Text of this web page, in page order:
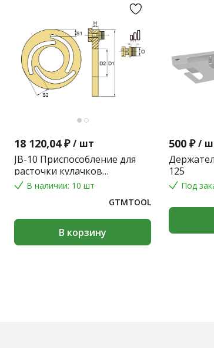
18 120,04 ₽ / шт
JB-10 Приспособление для
расточки кулачков
токарного патрона
В наличии: 10 шт
GTMTOOL
В корзину
500 ₽ /
125
Под